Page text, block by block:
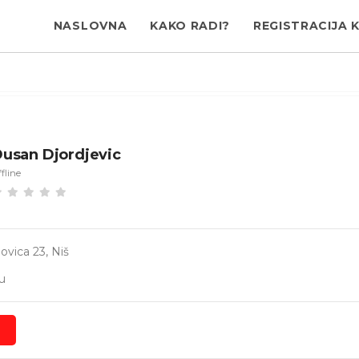
NASLOVNA KAKO RADI? REGISTRACIJA
Djordjevic
23, Niš